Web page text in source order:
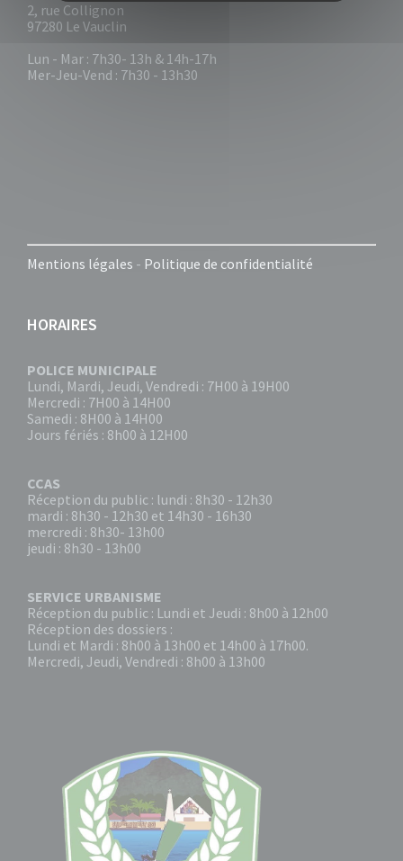
2, rue Collignon
97280 Le Vauclin
Lun - Mar : 7h30- 13h & 14h-17h
Mer-Jeu-Vend : 7h30 - 13h30
Mentions légales - Politique de confidentialité
HORAIRES
POLICE MUNICIPALE
Lundi, Mardi, Jeudi, Vendredi : 7H00 à 19H00
Mercredi : 7H00 à 14H00
Samedi : 8H00 à 14H00
Jours fériés : 8h00 à 12H00
CCAS
Réception du public : lundi : 8h30 - 12h30
mardi : 8h30 - 12h30 et 14h30 - 16h30
mercredi : 8h30- 13h00
jeudi : 8h30 - 13h00
SERVICE URBANISME
Réception du public : Lundi et Jeudi : 8h00 à 12h00
Réception des dossiers :
Lundi et Mardi : 8h00 à 13h00 et 14h00 à 17h00.
Mercredi, Jeudi, Vendredi : 8h00 à 13h00